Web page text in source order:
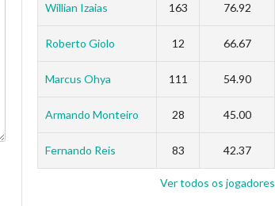
Willian Izaias 163 76.92
Roberto Giolo 12 66.67
Marcus Ohya 111 54.90
Armando Monteiro 28 45.00
Fernando Reis 83 42.37
Ver todos os jogadores